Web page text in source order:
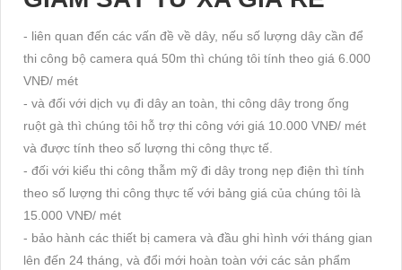
LẮP ĐẶT HỆ THỐNGGÓI
CAMERA GIÁM SÁT TỪ XA
GIÁ RẺCÓ NHỮNG THIẾT BỊ
SAU
- 04 camera giám sát siêu nét DH-IPC-HDW1230T1P-S5-VN
- 01 Đầu ghi hình chuyên dụng cho camera DHI-
NVR1104HS-S3H-VN